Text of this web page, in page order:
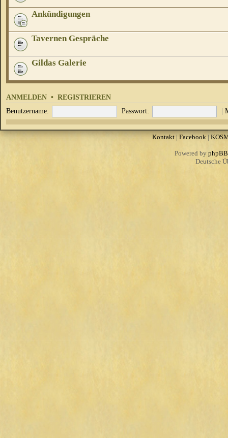
Ankündigungen
Tavernen Gespräche
Gildas Galerie
ANMELDEN • REGISTRIEREN
Benutzername: Passwort: |
Kontakt| Facebook|
Powered by phpBB
Deutsche